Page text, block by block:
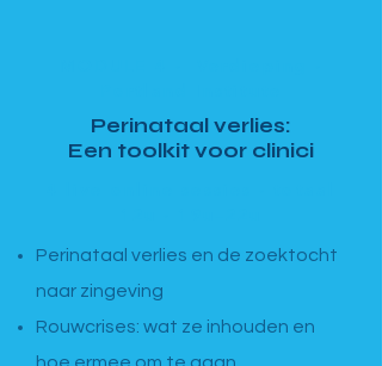
Perinataal verlies:
Een toolkit voor clinici
Perinataal verlies en de zoektocht
naar zingeving
Rouwcrises: wat ze inhouden en